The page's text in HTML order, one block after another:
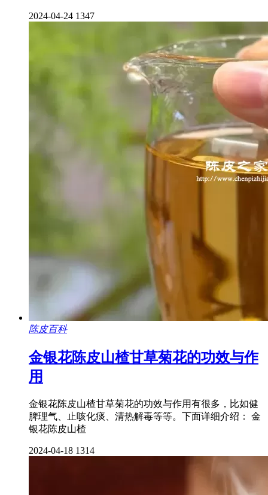
2024-04-24 1347
陈皮百科
金银花陈皮山楂甘草菊花的功效与作
用
金银花陈皮山楂甘草菊花的功效与作用有很多，比如健
脾理气、止咳化痰、清热解毒等等。下面详细介绍： 金
银花陈皮山楂
2024-04-18 1314